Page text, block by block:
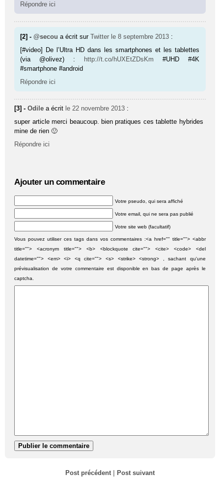
Répondre ici
[2] -@secou a écrit surTwitter le 8 septembre 2013 :
[#video] De l’Ultra HD dans les smartphones et les tablettes
(via @olivez) :
http://t.co/hUXEtZDsKm #UHD #4K
#smartphone #android
Répondre ici
[3] -Odile a écrit le 22 novembre 2013 :
super article merci beaucoup. bien pratiques ces tablette hybrides
mine de rien 🙂
Répondre ici
Ajouter un commentaire
Votre pseudo, qui sera affiché
Votre email, qui ne sera pas publié
Votre site web (facultatif)
Vous pouvez utiliser ces tags dans vos commentaires :<a href="" title=""> <abbr
title=""> <acronym title=""> <b> <blockquote cite=""> <cite> <code> <del
datetime=""> <em> <i> <q cite=""> <s> <strike> <strong> , sachant qu'une
prévisualisation de votre commentaire est disponible en bas de page après le
captcha.
Post précédent Post suivant